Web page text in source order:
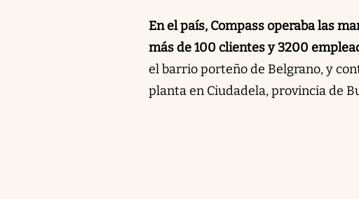
En el país, Compass operaba las
más de 100 clientes y 3200
el barrio porteño de Belgrano, y
planta en Ciudadela, provincia de